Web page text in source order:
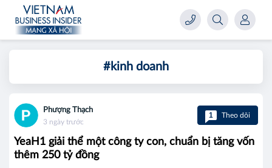
#kinh doanh
Phượng Thạch
3 ngày trước
1 Theo dõi
YeaH1 giải thể một công ty con, chuẩn bị tăng vốn
thêm 250 tỷ đồng